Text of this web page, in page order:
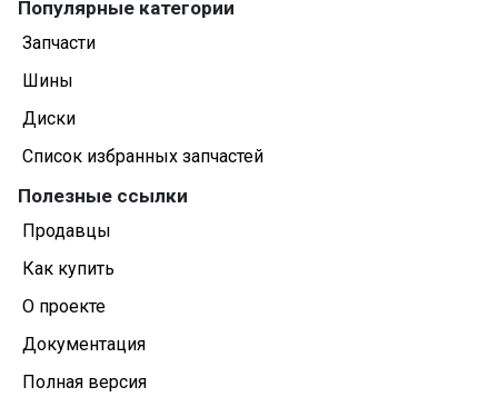
Популярные категории
Запчасти
Шины
Диски
Список избранных запчастей
Полезные ссылки
Продавцы
Как купить
О проекте
Документация
Полная версия